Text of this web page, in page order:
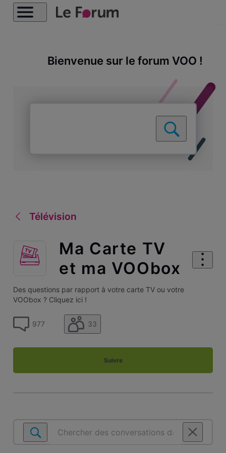
Bienvenue sur le forum VOO !
Télévision
Ma Carte TV
et ma VOObox
Des questions par rapport à votre carte TV ou votre
VOObox ? Cliquez ici !
977 33
Suivre
Chercher